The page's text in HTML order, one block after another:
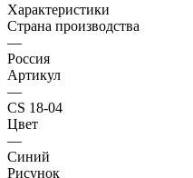
Характеристики
Страна производства
—
Россия
Артикул
—
CS 18-04
Цвет
—
Синий
Рисунок